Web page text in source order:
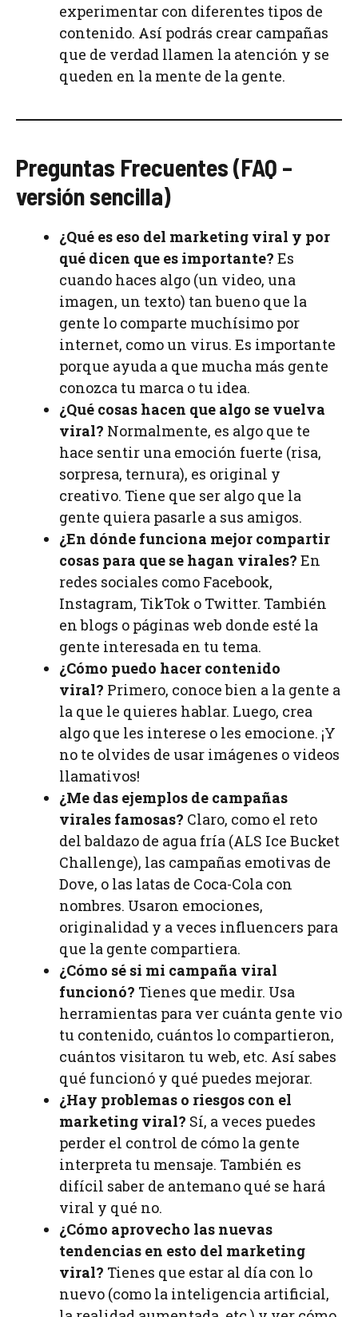
experimentar con diferentes tipos de
contenido. Así podrás crear campañas
que de verdad llamen la atención y se
queden en la mente de la gente.
Preguntas Frecuentes (FAQ –
versión sencilla)
¿Qué es eso del marketing viral y por
qué dicen que es importante? Es
cuando haces algo (un video, una
imagen, un texto) tan bueno que la
gente lo comparte muchísimo por
internet, como un virus. Es importante
porque ayuda a que mucha más gente
conozca tu marca o tu idea.
¿Qué cosas hacen que algo se vuelva
viral? Normalmente, es algo que te
hace sentir una emoción fuerte (risa,
sorpresa, ternura), es original y
creativo. Tiene que ser algo que la
gente quiera pasarle a sus amigos.
¿En dónde funciona mejor compartir
cosas para que se hagan virales? En
redes sociales como Facebook,
Instagram, TikTok o Twitter. También
en blogs o páginas web donde esté la
gente interesada en tu tema.
¿Cómo puedo hacer contenido
viral? Primero, conoce bien a la gente a
la que le quieres hablar. Luego, crea
algo que les interese o les emocione. ¡Y
no te olvides de usar imágenes o videos
llamativos!
¿Me das ejemplos de campañas
virales famosas? Claro, como el reto
del baldazo de agua fría (ALS Ice Bucket
Challenge), las campañas emotivas de
Dove, o las latas de Coca-Cola con
nombres. Usaron emociones,
originalidad y a veces influencers para
que la gente compartiera.
¿Cómo sé si mi campaña viral
funcionó? Tienes que medir. Usa
herramientas para ver cuánta gente vio
tu contenido, cuántos lo compartieron,
cuántos visitaron tu web, etc. Así sabes
qué funcionó y qué puedes mejorar.
¿Hay problemas o riesgos con el
marketing viral? Sí, a veces puedes
perder el control de cómo la gente
interpreta tu mensaje. También es
difícil saber de antemano qué se hará
viral y qué no.
¿Cómo aprovecho las nuevas
tendencias en esto del marketing
viral? Tienes que estar al día con lo
nuevo (como la inteligencia artificial,